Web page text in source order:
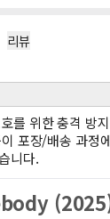
리뷰
를 위한 충격 방
포장/배송 과정
니다.